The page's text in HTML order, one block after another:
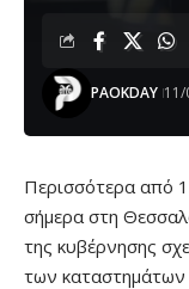
PAOKDAY 11/
Περισσότερα από
σήμερα στη
της κυβέρνησης
των καταστημάτων